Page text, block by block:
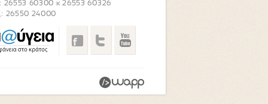
26553 60300 κ 26553 60326
26550 24000